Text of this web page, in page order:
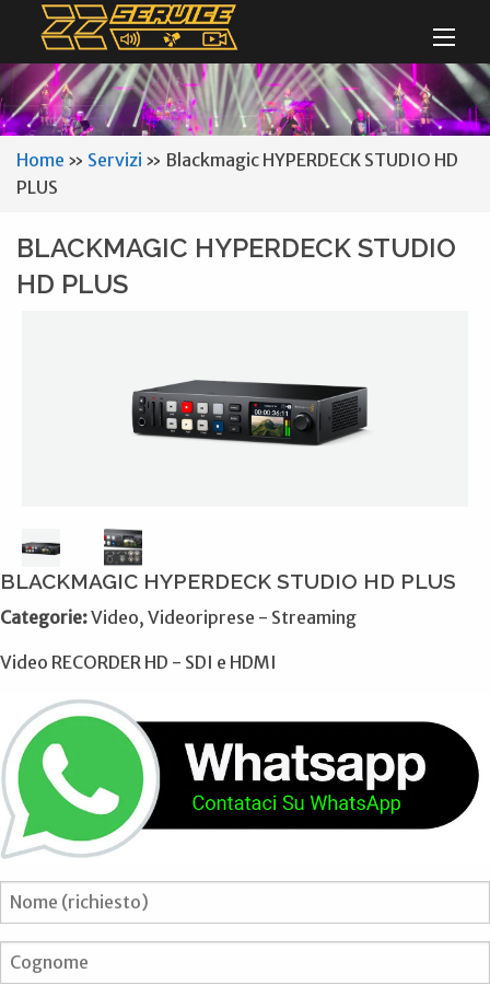
Home » Servizi » Blackmagic HYPERDECK STUDIO HD
PLUS
BLACKMAGIC HYPERDECK STUDIO
HD PLUS
BLACKMAGIC HYPERDECK STUDIO HD PLUS
Categorie:Video, Videoriprese - Streaming
Video RECORDER HD - SDI e HDMI